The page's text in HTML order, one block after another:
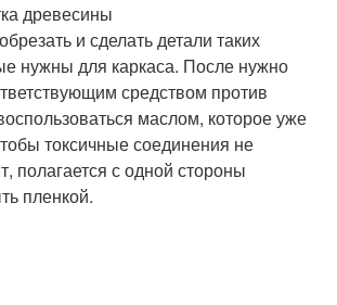
древесины
и сделать детали таких
нужны для каркаса. После нужно
средством против
маслом, которое уже
токсичные соединения не
полагается с одной стороны
пленкой.